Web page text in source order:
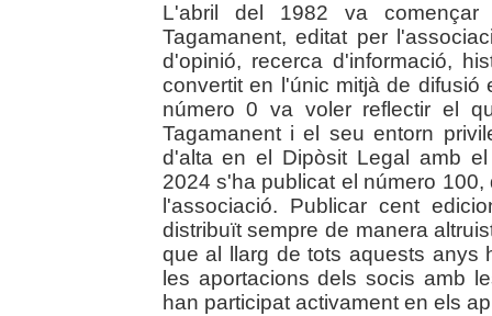
L'abril del 1982 va
Tagamanent, editat per
d'opinió, recerca d'informació,
convertit en l'únic mitjà de
número 0 va voler reflectir el
Tagamanent i el seu entorn
d'alta en el Dipòsit Legal amb
2024 s'ha publicat el número
l'associació. Publicar cent
distribuït sempre de manera
que al llarg de tots aquests anys
les aportacions dels socis amb
han participat activament en els